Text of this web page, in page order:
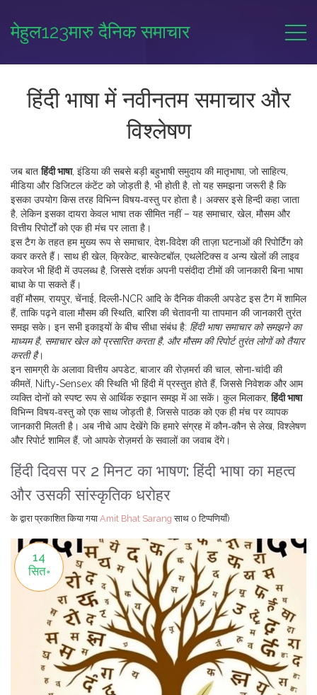
मेहुल123मारु दैनिक समाचार
हिंदी भाषा में नवीनतम समाचार और
विश्लेषण
जब बातहिंदी भाषा, इंडिया की सबसे बड़ी बहुभाषी समुदाय की मातृभाषा, जो साहित्य,
मीडिया और डिजिटल कंटेंट को जोड़ती है , भी होती है, तो यह समझना जरूरी है कि
इसका उपयोग किस तरह विभिन्न विषय‑वस्तु पर होता है। अक्सर इसेहिन्दीकहा जाता
है, लेकिन इसका दायरा केवल भाषा तक सीमित नहीं – यह समाचार, खेल, मौसम और
वित्तीय रिपोर्टों को एक ही मंच पर लाता है।
इस टैग के तहत हम मुख्य रूप सेसमाचार, देश‑विदेश की ताज़ा घटनाओं की रिपोर्टिंगको
कवर करते हैं। साथ हीखेल, क्रिकेट, बास्केटबॉल, एथलेटिक्स व अन्य खेलों की लाइव
कवरेज भी हिंदी में उपलब्ध है, जिससे दर्शक अपनी पसंदीदा टीमों की जानकारी बिना भाषा
बाधा के पा सकते हैं।
वहींमौसम, रायपुर, चेंनाई, दिल्ली‑NCR आदि के दैनिक वीकली अपडेट इस टैग में शामिल
हैं, ताकि पढ़ने वाला मौसम की स्थिति, बारिश की चेतावनी या तापमान की जानकारी तुरंत
समझ सके। इन सभी इकाइयों के बीच सीधा संबंध है: हिंदी भाषा समाचार को समझने का
माध्यम है, समाचार खेल को प्रसारित करता है, और मौसम की रिपोर्ट तुरंत लोगों को तैयार
करती है।
इन सामग्री के अलावावित्तीय अपडेट बाजार की रोज़मर्रा की चाल, सोना‑चांदी की
कीमतें, Nifty‑Sensex की स्थिति भी हिंदी में प्रस्तुत होते हैं, जिससे निवेशक और आम
व्यक्ति दोनों को स्पष्ट रूप से आर्थिक रुझान समझ में आ सकें। कुल मिलाकर,हिंदी भाषा
विभिन्न विषय‑वस्तु को एक साथ जोड़ती है, जिससे पाठक को एक ही मंच पर व्यापक
जानकारी मिलती है। अब नीचे आप देखेंगे कि हमारे संग्रह में कौन‑कौन से लेख, विश्लेषण
और रिपोर्ट शामिल हैं, जो आपके रोज़मर्रा के सवालों का जवाब देंगे।
हिंदी दिवस पर 2 मिनट का भाषण: हिंदी भाषा का महत्व
और उसकी सांस्कृतिक धरोहर
के द्वारा प्रकाशित किया गया Amit Bhat Sarang साथ 0 टिप्पणियाँ)
14
सित॰